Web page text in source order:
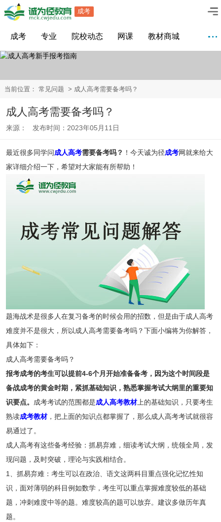
成考
成考 专业 院校动态 网课 教材商城
当前位置： 常见问题 > 成人高考需要备考吗？
成人高考需要备考吗？
来源： 发布时间：2023年05月11日
最近很多同学问成人高考需要备考吗？ ！今天诚为径成考网就来给大
家详细介绍一下，希望对大家能有所帮助！
题海战术是很多人在复习备考的时候会用的招数，但是由于成人高考
难度并不是很大，所以成人高考需要备考吗？下面小编将为你解答，
具体如下：
成人高考需要备考吗？
报考成考的考生可以提前4-6个月开始准备备考，因为这个时间段是
备战成考的黄金时期，紧抓基础知识，熟悉掌握考试大纲里的重要知
识要点。 成考考试的范围都是成人高考教材上的基础知识，只要考生
熟读成考教材，把上面的知识点都掌握了，那么成人高考考试就很容
易通过了。
成人高考有这些备考经验：抓易弃难，细读考试大纲，统领全局，发
现问题，及时突破，理论与实践相结合。
1、抓易弃难：考生可以在政治、语文这两科目重点强化记忆性知
识，面对薄弱的科目例如数学，考生可以重点掌握难度较低的基础
题，冲刺难度中等的题。难度较高的题可以放弃。建议多做历年真
题。